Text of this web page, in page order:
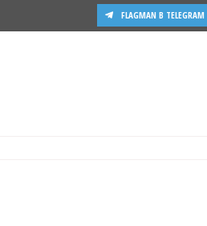
FLAGMAN В TELEGRAM